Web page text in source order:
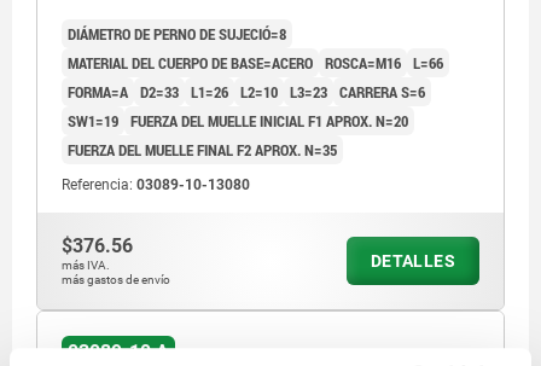
DIÁMETRO DE PERNO DE SUJECIÓ=8
MATERIAL DEL CUERPO DE BASE=ACERO ROSCA=M16 L=66
FORMA=A D2=33 L1=26 L2=10 L3=23 CARRERA S=6
SW1=19 FUERZA DEL MUELLE INICIAL F1 APROX. N=20
FUERZA DEL MUELLE FINAL F2 APROX. N=35
Referencia: 03089-10-13080
$376.56
más IVA.
más gastos de envío
DETALLES
03089-10 A